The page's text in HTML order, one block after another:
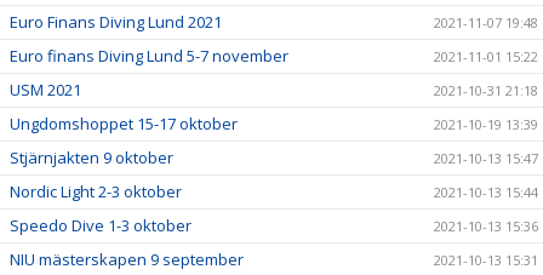
Euro Finans Diving Lund 2021 2021-11-07 19:48
Euro finans Diving Lund 5-7 november 2021-11-01 15:22
USM 2021 2021-10-31 21:18
Ungdomshoppet 15-17 oktober 2021-10-19 13:39
Stjärnjakten 9 oktober 2021-10-13 15:47
Nordic Light 2-3 oktober 2021-10-13 15:44
Speedo Dive 1-3 oktober 2021-10-13 15:36
NIU mästerskapen 9 september 2021-10-13 15:31